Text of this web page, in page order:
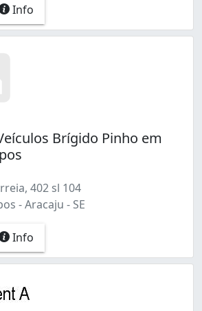
Info
Brígido Pinho em
402 sl 104
- Aracaju - SE
Info